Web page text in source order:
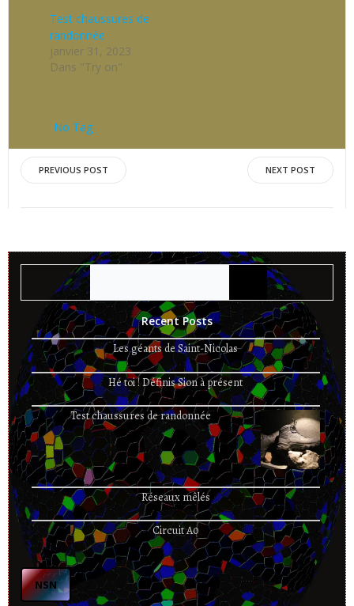
Test chaussures de
randonnée
janvier 31, 2023
Dans "Try on"
No Tag
Post
navigation
PREVIOUS POST
navigation
NEXT POST
Recent Posts
Les géants de Saint-Nicolas
Hé toi ! Définis Sion à présent
Test chaussures de randonnée
Réseaux mêlés
Circuit A0
NSN